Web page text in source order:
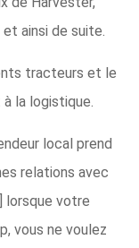
et ainsi de suite.
tracteurs et le
la logistique.
local prend
relations avec
lorsque votre
vous ne voulez